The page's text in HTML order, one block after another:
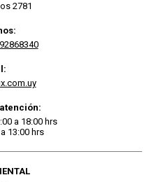
2781
a 18:00 hrs
13:00 hrs